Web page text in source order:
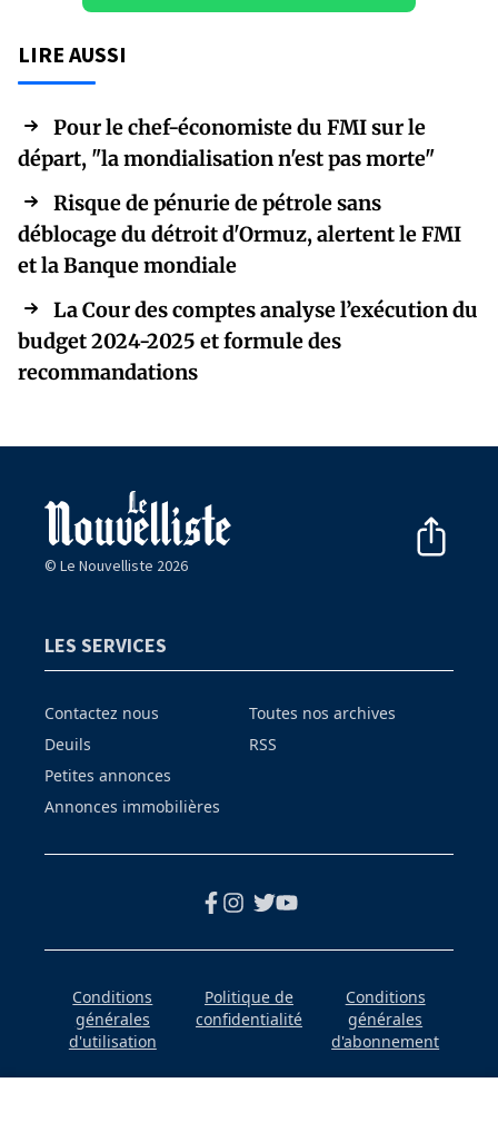
LIRE AUSSI
Pour le chef-économiste du FMI sur le
départ, "la mondialisation n'est pas morte"
Risque de pénurie de pétrole sans
déblocage du détroit d'Ormuz, alertent le FMI
et la Banque mondiale
La Cour des comptes analyse l’exécution du
budget 2024-2025 et formule des
recommandations
© Le Nouvelliste 2026
LES SERVICES
Contactez nous
Deuils
Petites annonces
Annonces immobilières
Toutes nos archives
RSS
Conditions
générales
d'utilisation
Politique de
confidentialité
Conditions
générales
d'abonnement